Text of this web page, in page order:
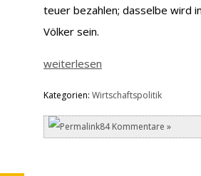
teuer bezahlen; dasselbe wird
Völker sein.
weiterlesen
Kategorien:Wirtschaftspolitik
84 Kommentare »